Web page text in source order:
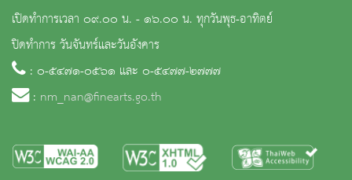
เปิดทำการเวลา ๐๙.๐๐ น. - ๑๖.๐๐ น. ทุกวันพุธ-อาทิตย์
ปิดทำการ วันจันทร์และวันอังคาร
: ๐-๕๔๗๑-๐๕๖๑ และ ๐-๕๔๗๗-๒๗๗๗
: nm_nan@finearts.go.th